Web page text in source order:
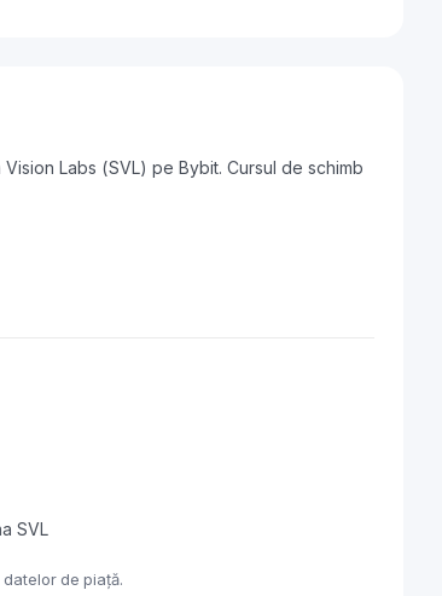
Labs (SVL) pe Bybit. Cursul de schimb
SVL
de piață.